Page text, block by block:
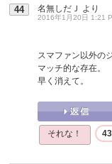
44 名無しだＪ より
2016年1月20日 1:21
スマファン以外の
マッチ的な存在。
早く消えて。
それな！ 43